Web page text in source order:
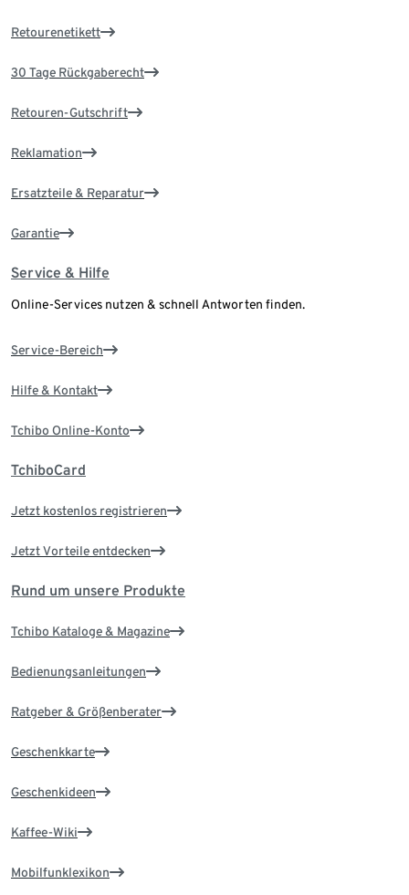
Retourenetikett
30 Tage Rückgaberecht
Retouren-Gutschrift
Reklamation
Ersatzteile & Reparatur
Garantie
Service & Hilfe
Online-Services nutzen & schnell Antworten finden.
Service-Bereich
Hilfe & Kontakt
Tchibo Online-Konto
TchiboCard
Jetzt kostenlos registrieren
Jetzt Vorteile entdecken
Rund um unsere Produkte
Tchibo Kataloge & Magazine
Bedienungsanleitungen
Ratgeber & Größenberater
Geschenkkarte
Geschenkideen
Kaffee-Wiki
Mobilfunklexikon